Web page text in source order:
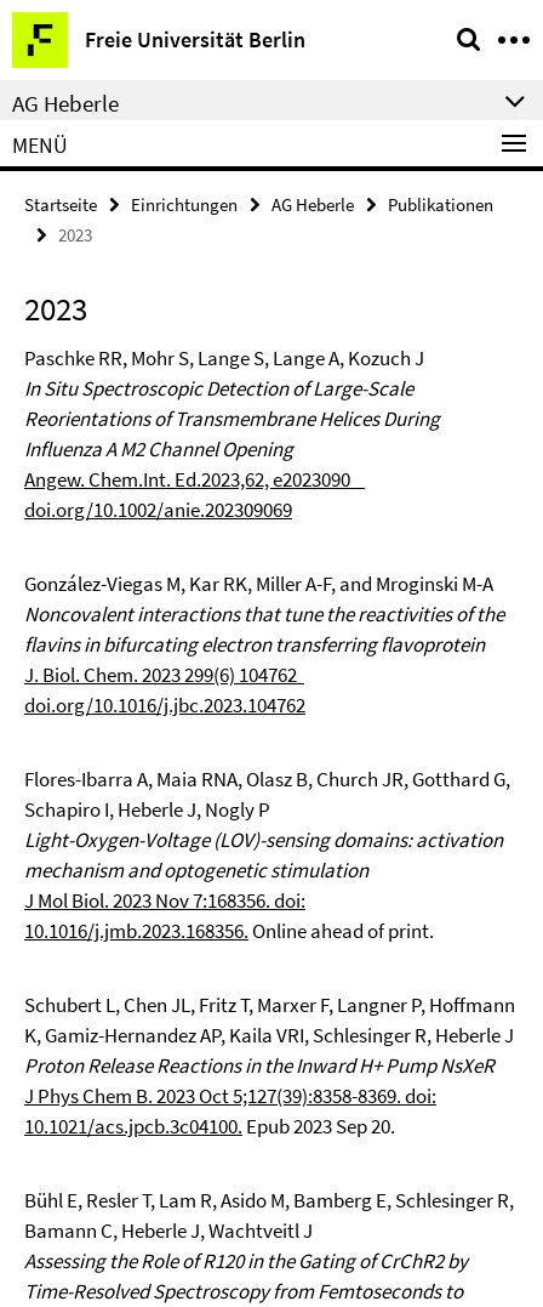
Springe
direkt
zu
Inhalt
Freie Universität Berlin
Service-
Navigation
AG Heberle
MENÜ
Startseite Einrichtungen AG Heberle
Publikationen
2023
2023
Paschke RR, Mohr S, Lange S, Lange A, Kozuch J
In Situ Spectroscopic Detection of Large-Scale
Reorientations of Transmembrane Helices During
Influenza A M2 Channel Opening
Angew. Chem.Int. Ed.2023,62, e2023090
doi.org/10.1002/anie.202309069
González-Viegas M, Kar RK, Miller A-F, and Mroginski M-A
Noncovalent interactions that tune the reactivities of the
flavins in bifurcating electron transferring flavoprotein
J. Biol. Chem. 2023 299(6) 104762
doi.org/10.1016/j.jbc.2023.104762
Flores-Ibarra A, Maia RNA, Olasz B, Church JR, Gotthard G,
Schapiro I, Heberle J, Nogly P
Light-Oxygen-Voltage (LOV)-sensing domains: activation
mechanism and optogenetic stimulation
J Mol Biol. 2023 Nov 7:168356. doi:
10.1016/j.jmb.2023.168356. Online ahead of print.
Schubert L, Chen JL, Fritz T, Marxer F, Langner P, Hoffmann
K, Gamiz-Hernandez AP, Kaila VRI, Schlesinger R, Heberle J
Proton Release Reactions in the Inward H+ Pump NsXeR
J Phys Chem B. 2023 Oct 5;127(39):8358-8369. doi:
10.1021/acs.jpcb.3c04100. Epub 2023 Sep 20.
Bühl E, Resler T, Lam R, Asido M, Bamberg E, Schlesinger R,
Bamann C, Heberle J, Wachtveitl J
Assessing the Role of R120 in the Gating of CrChR2 by
Time-Resolved Spectroscopy from Femtoseconds to